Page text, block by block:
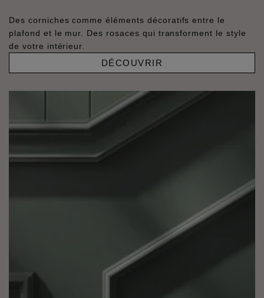
Des corniches comme éléments décoratifs entre le
plafond et le mur. Des rosaces qui transforment le style
de votre intérieur.
DÉCOUVRIR